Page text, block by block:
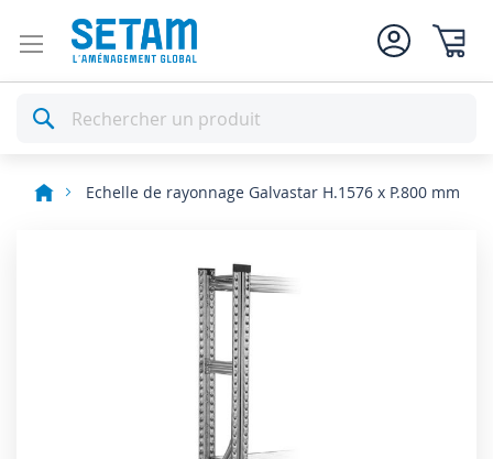
Rechercher
Echelle de rayonnage Galvastar H.1576 x P.800 mm